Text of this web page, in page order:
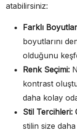
atabilirsiniz:
Farklı
boyutlarını
olduğunu
Renk Seçimi:
kontrast
daha kolay
Stil Tercihleri:
stilin size